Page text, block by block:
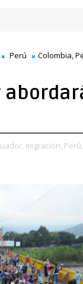
Perú
Colombia,
migración, Perú,